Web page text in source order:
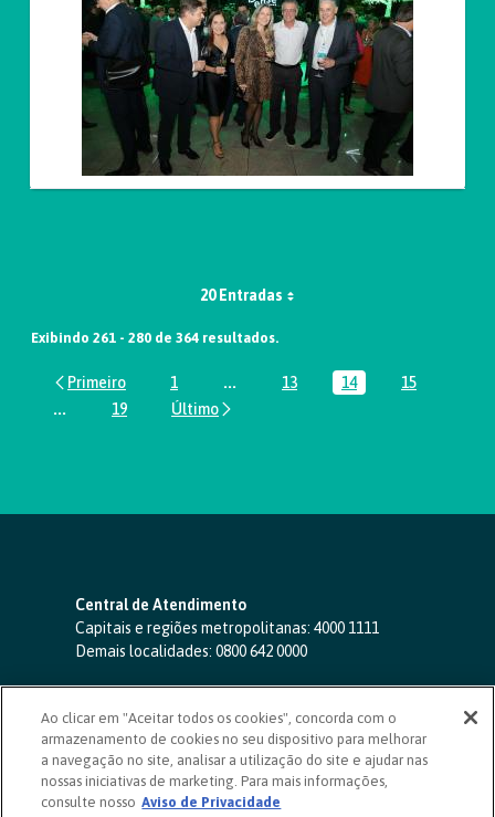
20 Entradas
Exibindo 261 - 280 de 364 resultados.
Página
1 ...Páginas intermediárias Usar ABA
Página
13 Página
14 Página
15
...Páginas intermediárias Usar ABA para navegar.
Página
19
Central de Atendimento
Capitais e regiões metropolitanas: 4000 1111
Demais localidades: 0800 642 0000
SAC 24 horas-0800 724 4420
Ouvidoria
0800 725 0996
(de segunda a sexta, das 8h às 20h)
ouvidoriasicoob.com.br
Deficientes auditivos ou de fala
Ao clicar em "Aceitar todos os cookies", concorda com o
armazenamento de cookies no seu dispositivo para melhorar
a navegação no site, analisar a utilização do site e ajudar nas
nossas iniciativas de marketing. Para mais informações,
consulte nosso Aviso de Privacidade